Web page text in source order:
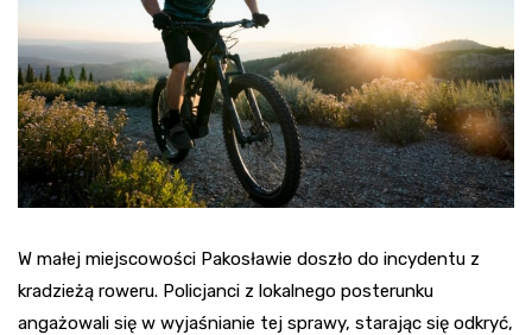
W małej miejscowości Pakosławie doszło do incydentu z
kradzieżą roweru. Policjanci z lokalnego posterunku
angażowali się w wyjaśnianie tej sprawy, starając się odkryć,